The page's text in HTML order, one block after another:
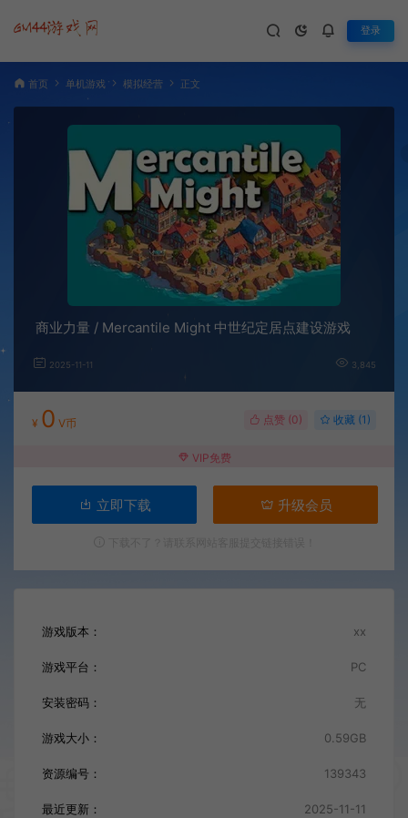
登录
首页 单机游戏 模拟经营 正文
商业力量 / Mercantile Might 中世纪定居点建设游戏
2025-11-11 3,845
¥ 0 V币 点赞 (0) 收藏 (1)
VIP免费
立即下载 升级会员
游戏版本： xx
游戏平台： PC
安装密码： 无
游戏大小： 0.59GB
资源编号： 139343
最近更新： 2025-11-11